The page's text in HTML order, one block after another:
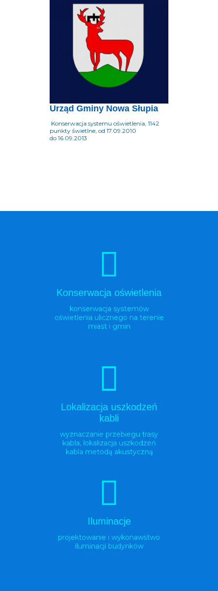
Urząd Gminy Nowa Słupia
Konserwacja systemu oświetlenia, 1142
punkty świetlne, od 17.09.2010
do 16.09.2013
Konserwacja oświetlenia
konserwacja systemów
oświetlenia ulicznego na terenie
miast i gmin
Lokalizacja uszkodzeń
kabli
wyznaczanie przebiegu trasy
kabla, lokalizacja uszkodzeń
kabla metodą akustyczną
Iluminacje
projektowanie i wykonawstwo
iluminacji budynków